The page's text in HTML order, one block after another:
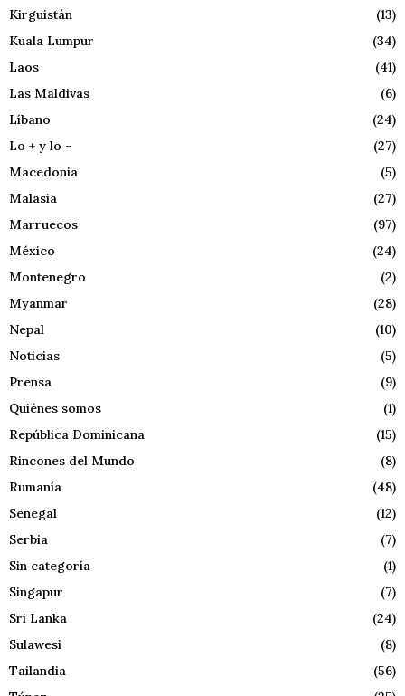
Kirguistán
(13)
Kuala Lumpur
(34)
Laos
(41)
Las Maldivas
(6)
Líbano
(24)
Lo + y lo –
(27)
Macedonia
(5)
Malasia
(27)
Marruecos
(97)
México
(24)
Montenegro
(2)
Myanmar
(28)
Nepal
(10)
Noticias
(5)
Prensa
(9)
Quiénes somos
(1)
República Dominicana
(15)
Rincones del Mundo
(8)
Rumanía
(48)
Senegal
(12)
Serbia
(7)
Sin categoría
(1)
Singapur
(7)
Sri Lanka
(24)
Sulawesi
(8)
Tailandia
(56)